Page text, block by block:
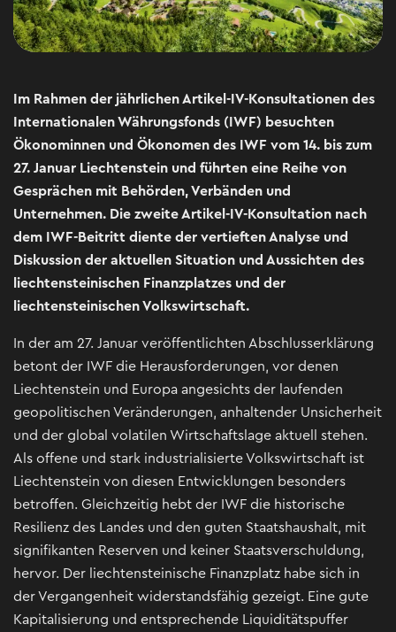
Im Rahmen der jährlichen Artikel-IV-Konsultationen des
Internationalen Währungsfonds (IWF) besuchten
Ökonominnen und Ökonomen des IWF vom 14. bis zum
27. Januar Liechtenstein und führten eine Reihe von
Gesprächen mit Behörden, Verbänden und
Unternehmen. Die zweite Artikel-IV-Konsultation nach
dem IWF-Beitritt diente der vertieften Analyse und
Diskussion der aktuellen Situation und Aussichten des
liechtensteinischen Finanzplatzes und der
liechtensteinischen Volkswirtschaft.
In der am 27. Januar veröffentlichten Abschlusserklärung
betont der IWF die Herausforderungen, vor denen
Liechtenstein und Europa angesichts der laufenden
geopolitischen Veränderungen, anhaltender Unsicherheit
und der global volatilen Wirtschaftslage aktuell stehen.
Als offene und stark industrialisierte Volkswirtschaft ist
Liechtenstein von diesen Entwicklungen besonders
betroffen. Gleichzeitig hebt der IWF die historische
Resilienz des Landes und den guten Staatshaushalt, mit
signifikanten Reserven und keiner Staatsverschuldung,
hervor. Der liechtensteinische Finanzplatz habe sich in
der Vergangenheit widerstandsfähig gezeigt. Eine gute
Kapitalisierung und entsprechende Liquiditätspuffer